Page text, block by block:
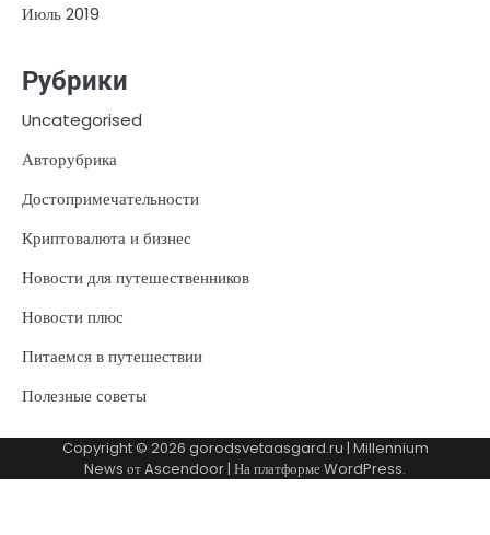
Июль 2019
Рубрики
Uncategorised
Авторубрика
Достопримечательности
Криптовалюта и бизнес
Новости для путешественников
Новости плюс
Питаемся в путешествии
Полезные советы
Copyright © 2026 gorodsvetaasgard.ru | Millennium
News отAscendoor | На платформеWordPress.